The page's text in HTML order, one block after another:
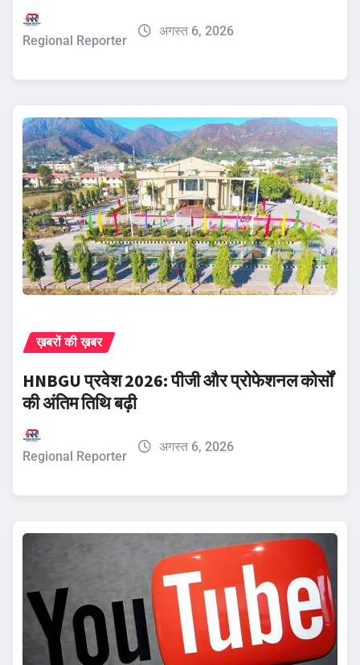
Regional Reporter
अगस्त 6, 2026
ख़बरों की ख़बर
HNBGU प्रवेश 2026: पीजी और प्रोफेशनल कोर्सों
की अंतिम तिथि बढ़ी
Regional Reporter
अगस्त 6, 2026